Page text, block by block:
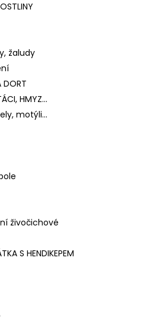
žaludy
DORT
HMYZ...
motýli...
živočichové
S HENDIKEPEM